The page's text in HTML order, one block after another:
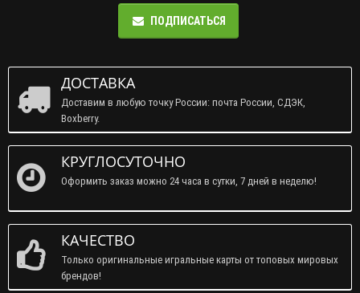
ПОДПИСАТЬСЯ
ДОСТАВКА
Доставим в любую точку России: почта России, СДЭК,
Boxberry.
КРУГЛОСУТОЧНО
Оформить заказ можно 24 часа в сутки, 7 дней в неделю!
КАЧЕСТВО
Только оригинальные игральные карты от топовых мировых
брендов!